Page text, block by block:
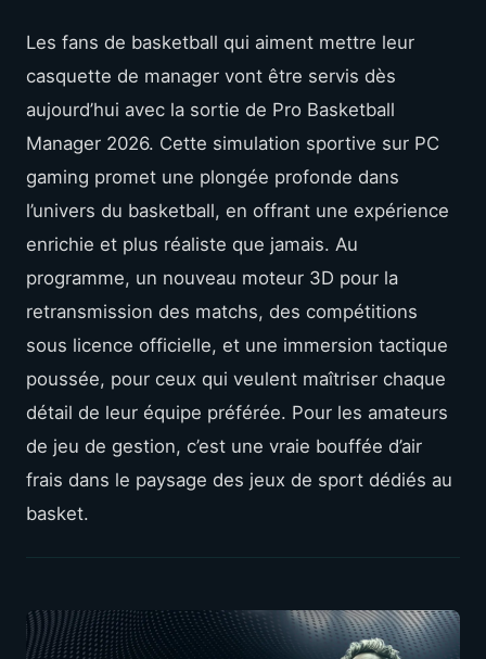
Les fans de basketball qui aiment mettre leur
casquette de manager vont être servis dès
aujourd’hui avec la sortie de Pro Basketball
Manager 2026. Cette simulation sportive sur PC
gaming promet une plongée profonde dans
l’univers du basketball, en offrant une expérience
enrichie et plus réaliste que jamais. Au
programme, un nouveau moteur 3D pour la
retransmission des matchs, des compétitions
sous licence officielle, et une immersion tactique
poussée, pour ceux qui veulent maîtriser chaque
détail de leur équipe préférée. Pour les amateurs
de jeu de gestion, c’est une vraie bouffée d’air
frais dans le paysage des jeux de sport dédiés au
basket.